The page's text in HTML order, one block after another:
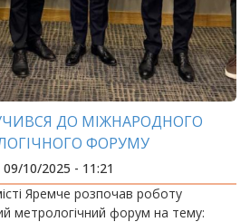
ДО МІЖНАРОДНОГО
ФОРУМУ
10/2025 - 11:21
Яремче розпочав роботу
метрологічний форум на тему: